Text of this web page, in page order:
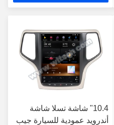
Player
10.4" شاشة تسلا شاشة
أندرويد عمودية للسيارة جيب